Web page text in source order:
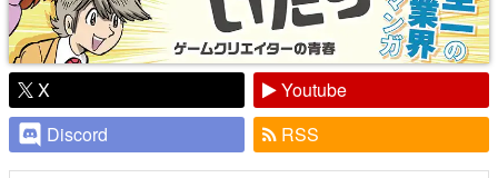
X
Youtube
Discord
RSS